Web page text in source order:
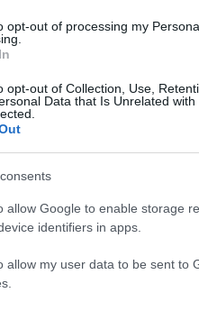
opt-out of processing my
opt-out of Collection, Use,
Data that Is Unrelated
allow Google to enable storage
identifiers in apps.
allow my user data to be sent to